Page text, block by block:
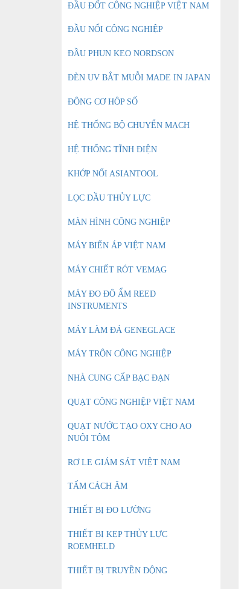
ĐẦU ĐỐT CÔNG NGHIỆP VIỆT NAM
ĐẦU NỐI CÔNG NGHIỆP
ĐẦU PHUN KEO NORDSON
ĐÈN UV BẮT MUỖI MADE IN JAPAN
ĐỘNG CƠ HỘP SỐ
HỆ THỐNG BỘ CHUYỂN MẠCH
HỆ THỐNG TĨNH ĐIỆN
KHỚP NỐI ASIANTOOL
LỌC DẦU THỦY LỰC
MÀN HÌNH CÔNG NGHIỆP
MÁY BIẾN ÁP VIỆT NAM
MÁY CHIẾT RÓT VEMAG
MÁY ĐO ĐỘ ẨM REED
INSTRUMENTS
MÁY LÀM ĐÁ GENEGLACE
MÁY TRỘN CÔNG NGHIỆP
NHÀ CUNG CẤP BẠC ĐẠN
QUẠT CÔNG NGHIỆP VIỆT NAM
QUẠT NƯỚC TẠO OXY CHO AO
NUÔI TÔM
RƠ LE GIÁM SÁT VIỆT NAM
TẤM CÁCH ÂM
THIẾT BỊ ĐO LƯỜNG
THIẾT BỊ KẸP THỦY LỰC
ROEMHELD
THIẾT BỊ TRUYỀN ĐỘNG